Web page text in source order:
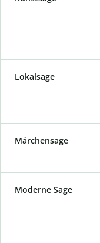
Lokalsage
Märchensage
Moderne Sage